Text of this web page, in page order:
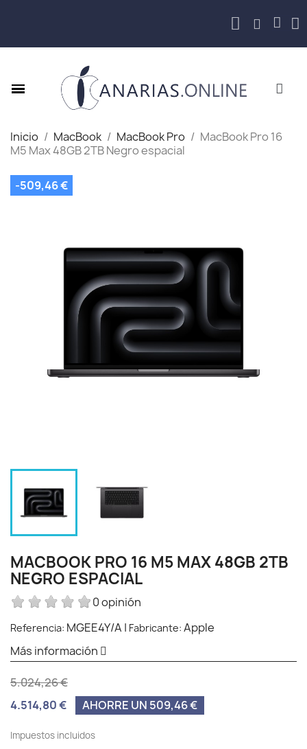
Inicio MacBook MacBook Pro
MacBook Pro 16
M5 Max 48GB 2TB Negro espacial
-509,46 €
MACBOOK PRO 16 M5 MAX 48GB 2TB
NEGRO ESPACIAL
0 opinión
Referencia: MGEE4Y/A | Fabricante: Apple
Más información
5.024,26 €
4.514,80 €
AHORRE UN 509,46 €
Impuestos incluidos